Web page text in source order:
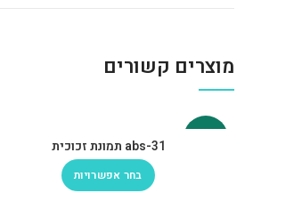
מוצרים קשורים
abs-31 תמונת זכוכית
בחר אפשרויות